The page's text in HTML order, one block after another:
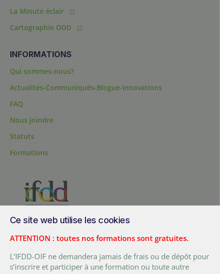
La Minute éclair
Cartographie ODD
INFORMATIONS
Qui sommes-nous?
Actualités-Communiqués-Blogue-Innovations
FAQ
Nous joindre
Statuts
Formations
Canada
Tél. :+ (1) 418 692 5727
Fax :+ (1) 418 692 5644
Ce site web utilise les cookies
ATTENTION : toutes nos formations sont gratuites.
L’IFDD-OIF ne demandera jamais de frais ou de dépôt pour
s’inscrire et participer à une formation ou toute autre